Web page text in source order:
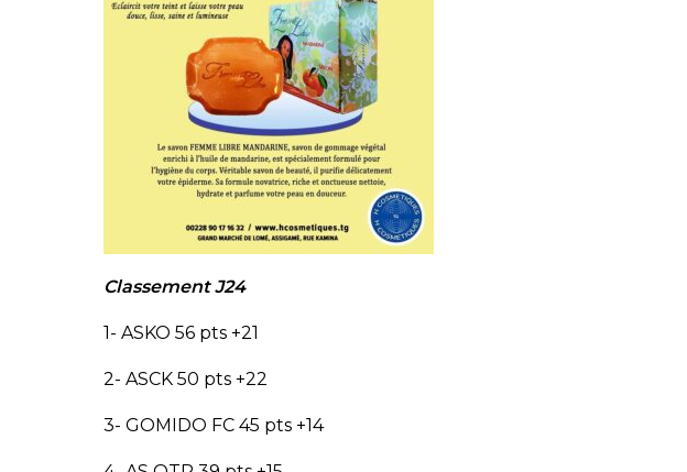
Classement J24
1- ASKO 56 pts +21
2- ASCK 50 pts +22
3- GOMIDO FC 45 pts +14